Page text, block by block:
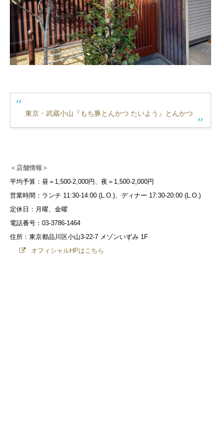
東京・武蔵小山『もち豚とんかつ たいよう』とんかつ
＜店舗情報＞
平均予算：昼＝1,500-2,000円、夜＝1,500-2,000円
営業時間：ランチ 11:30-14:00 (L.O.)、ディナー 17:30-20:00 (L.O.)
定休日：月曜、金曜
電話番号：03-3786-1464
住所：東京都品川区小山3-22-7 メゾンいずみ 1F
オフィシャルHPはこちら